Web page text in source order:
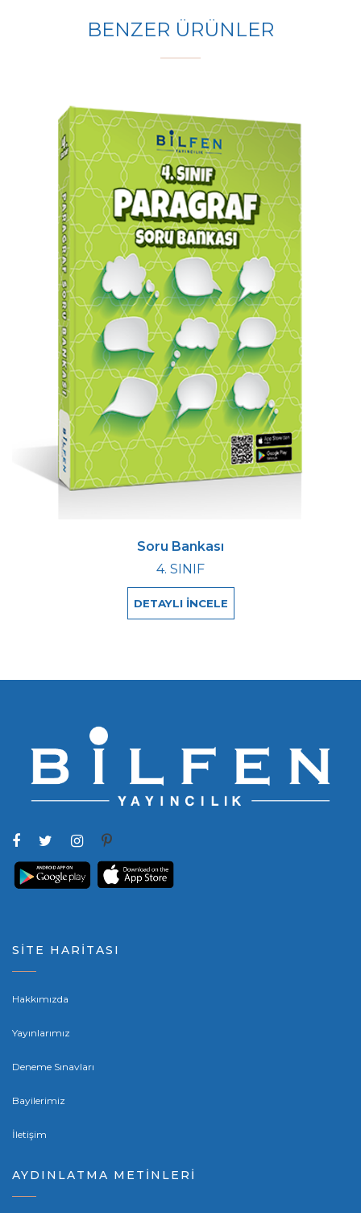
BENZER ÜRÜNLER
Soru Bankası
4. SINIF
DETAYLI İNCELE
SİTE HARİTASI
Hakkımızda
Yayınlarımız
Deneme Sınavları
Bayilerimiz
İletişim
AYDINLATMA METİNLERİ